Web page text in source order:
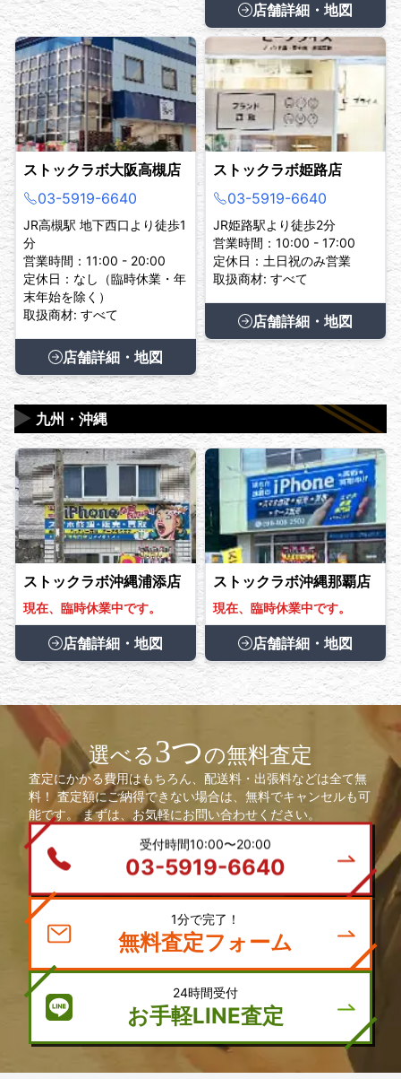
店舗詳細・地図
ストックラボ大阪高槻店
03-5919-6640
JR高槻駅 地下西口より徒歩1
分
営業時間：11:00 - 20:00
定休日：なし（臨時休業・年
末年始を除く）
取扱商材: すべて
店舗詳細・地図
ストックラボ姫路店
03-5919-6640
JR姫路駅より徒歩2分
営業時間：10:00 - 17:00
定休日：土日祝のみ営業
取扱商材: すべて
店舗詳細・地図
九州・沖縄
▶
ストックラボ沖縄浦添店
現在、臨時休業中です。
店舗詳細・地図
ストックラボ沖縄那覇店
現在、臨時休業中です。
店舗詳細・地図
選べる3つの無料査定
査定にかかる費用はもちろん、配送料・出張料などは全て無
料！ 査定額にご納得できない場合は、無料でキャンセルも可
能です。 まずは、お気軽にお問い合わせください。
受付時間10:00〜20:00
03-5919-6640
1分で完了！
無料査定フォーム
24時間受付
お手軽LINE査定